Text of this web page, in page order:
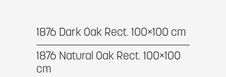
1876 Dark Oak Rect. 100×100 cm
1876 Natural Oak Rect. 100×100
cm